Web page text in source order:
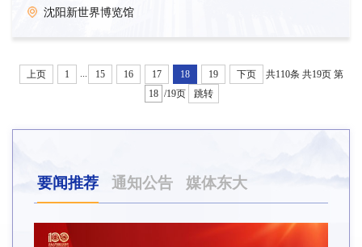
沈阳新世界博览馆
上页 1 15 16 17 18 19 下页 共110条 共19页 第
/19页
跳转
要闻推荐 通知公告 媒体东大